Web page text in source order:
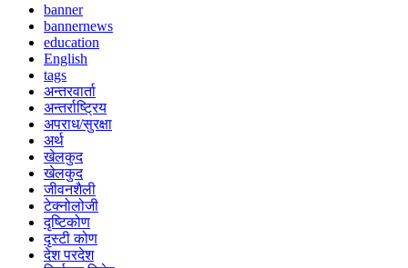
banner
bannernews
education
English
tags
अन्तरवार्ता
अन्तर्राष्ट्रिय
अपराध/सुरक्षा
अर्थ
खेलकुद
खेलकुद
जीवनशैली
टेक्नोलोजी
दृष्टिकोण
दृस्टी कोण
देश परदेश